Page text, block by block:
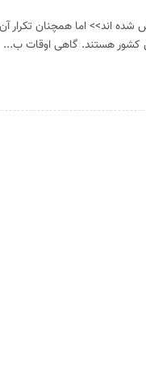
شده اند>> اما همچنان
کشور هستند. گاهی اوقات ب...